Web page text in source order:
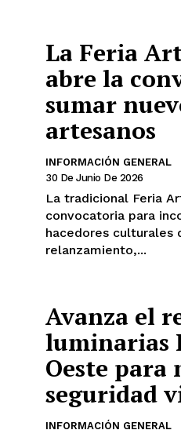
La Feria
abre la
sumar
artesanos
INFORMACIÓN GENERAL
30 De Junio De 2026
La tradicional Feria
convocatoria para
hacedores culturales
relanzamiento,...
Avanza el
luminarias
Oeste para
seguridad
INFORMACIÓN GENERAL